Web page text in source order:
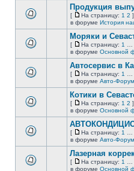
непрочитанных
сообщений.
непрочитанных
сообщений.
этой
непрочитанных
Продукция
[
На
страницу
На страницу: 1 2 ]
в форуме История
этой
непрочитанных
сообщений.
Моряки и
[
На
страницу
На страницу: 1
в форуме Основной
этой
непрочитанных
Автосервис в
[
На
страницу
На страницу: 1
в форуме Авто-Форум
этой
непрочитанных
сообщений.
Котики в
[
На
страницу
На страницу: 1 2 ]
в форуме Основной
этой
[
На
страницу
На страницу: 1
в форуме Авто-Форум
Лазерная
[
На
На страницу: 1
в форуме Основной